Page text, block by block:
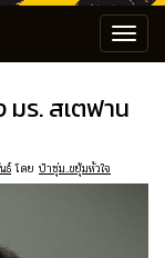
มร. สเตฟาน
ธ์โดย ป๋าซุ่ม..ขยุ้มหัวใจ